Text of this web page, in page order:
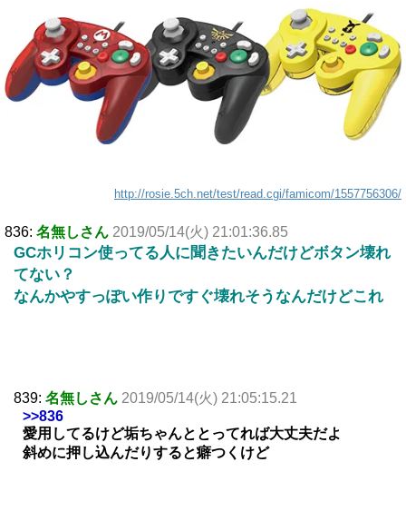
http://rosie.5ch.net/test/read.cgi/famicom/1557756306/
836: 名無しさん 2019/05/14(火) 21:01:36.85
GCホリコン使ってる人に聞きたいんだけどボタン壊れ
てない？
なんかやすっぽい作りですぐ壊れそうなんだけどこれ
839: 名無しさん 2019/05/14(火) 21:05:15.21
>>836
愛用してるけど垢ちゃんととってれば大丈夫だよ
斜めに押し込んだりすると癖つくけど